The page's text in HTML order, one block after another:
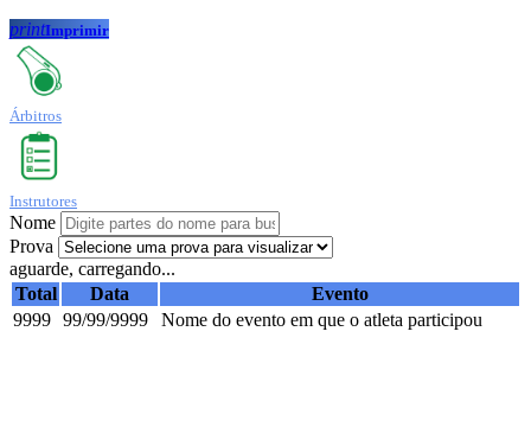
printImprimir
Árbitros
Instrutores
Nome
Prova
aguarde, carregando...
Total
Data
Evento
9999 99/99/9999 Nome do evento em que o atleta participou